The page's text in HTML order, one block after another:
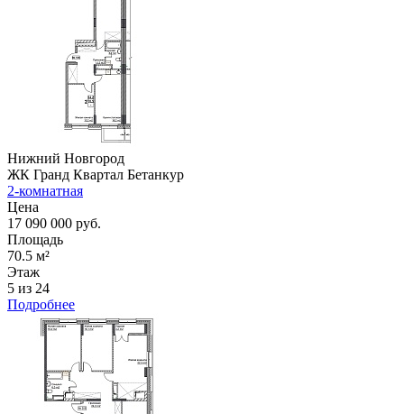
Нижний Новгород
ЖК Гранд Квартал Бетанкур
2-комнатная
Цена
17 090 000 руб.
Площадь
70.5 м²
Этаж
5 из 24
Подробнее